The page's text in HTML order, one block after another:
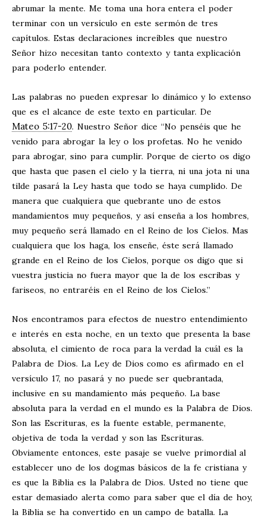
abrumar la mente. Me toma una hora entera el poder
terminar con un versículo en este sermón de tres
capítulos. Estas declaraciones increíbles que nuestro
Señor hizo necesitan tanto contexto y tanta explicación
para poderlo entender.
Las palabras no pueden expresar lo dinámico y lo extenso
que es el alcance de este texto en particular. De
Mateo 5:17-20. Nuestro Señor dice “No penséis que he
venido para abrogar la ley o los profetas. No he venido
para abrogar, sino para cumplir. Porque de cierto os digo
que hasta que pasen el cielo y la tierra, ni una jota ni una
tilde pasará la Ley hasta que todo se haya cumplido. De
manera que cualquiera que quebrante uno de estos
mandamientos muy pequeños, y así enseña a los hombres,
muy pequeño será llamado en el Reino de los Cielos. Mas
cualquiera que los haga, los enseñe, éste será llamado
grande en el Reino de los Cielos, porque os digo que si
vuestra justicia no fuera mayor que la de los escribas y
fariseos, no entraréis en el Reino de los Cielos.”
Nos encontramos para efectos de nuestro entendimiento
e interés en esta noche, en un texto que presenta la base
absoluta, el cimiento de roca para la verdad la cuál es la
Palabra de Dios. La Ley de Dios como es afirmado en el
versículo 17, no pasará y no puede ser quebrantada,
inclusive en su mandamiento más pequeño. La base
absoluta para la verdad en el mundo es la Palabra de Dios.
Son las Escrituras, es la fuente estable, permanente,
objetiva de toda la verdad y son las Escrituras.
Obviamente entonces, este pasaje se vuelve primordial al
establecer uno de los dogmas básicos de la fe cristiana y
es que la Biblia es la Palabra de Dios. Usted no tiene que
estar demasiado alerta como para saber que el día de hoy,
la Biblia se ha convertido en un campo de batalla. La